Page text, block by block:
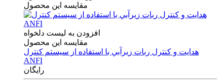
مقایسه این محصول
افزودن به لیست دلخواه
مقایسه این محصول
هدايت و كنترل ربات زيرآبي با استفاده از سيستم كنترل
ANFI
رایگان